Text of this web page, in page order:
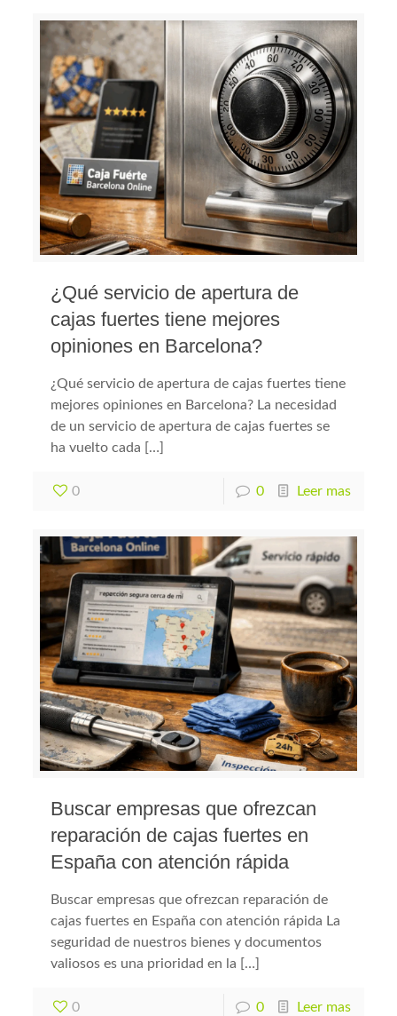
¿Qué servicio de apertura de
cajas fuertes tiene mejores
opiniones en Barcelona?
¿Qué servicio de apertura de cajas fuertes tiene
mejores opiniones en Barcelona? La necesidad
de un servicio de apertura de cajas fuertes se
ha vuelto cada […]
0 0 Leer mas
Buscar empresas que ofrezcan
reparación de cajas fuertes en
España con atención rápida
Buscar empresas que ofrezcan reparación de
cajas fuertes en España con atención rápida La
seguridad de nuestros bienes y documentos
valiosos es una prioridad en la […]
0 0 Leer mas